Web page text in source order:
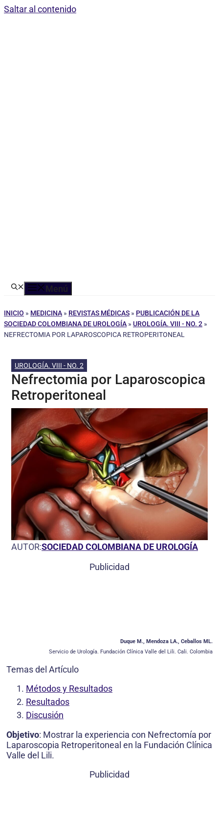
Saltar al contenido
Menú
INICIO » MEDICINA » REVISTAS MÉDICAS » PUBLICACIÓN DE LA
SOCIEDAD COLOMBIANA DE UROLOGÍA » UROLOGÍA. VIII - NO. 2 »
NEFRECTOMIA POR LAPAROSCOPICA RETROPERITONEAL
UROLOGÍA. VIII - NO. 2
Nefrectomia por Laparoscopica
Retroperitoneal
AUTOR:SOCIEDAD COLOMBIANA DE UROLOGÍA
Publicidad
Duque M., Mendoza LA., Ceballos ML.
Servicio de Urología. Fundación Clínica Valle del Lili. Cali. Colombia
Temas del Artículo
Métodos y Resultados
Resultados
Discusión
Objetivo: Mostrar la experiencia con Nefrectomía por
Laparoscopia Retroperitoneal en la Fundación Clínica
Valle del Lili.
Publicidad